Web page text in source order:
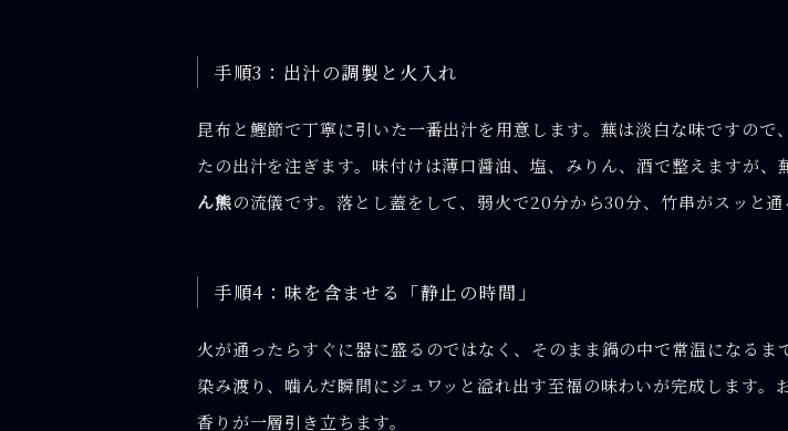
手順3：出汁の調製と火入れ
昆布と鰹節で丁寧に引いた一番出汁を用意します。蕪は淡白な味ですの
たの出汁を注ぎます。味付けは薄口醤油、塩、みりん、酒で整えますが
ん熊の流儀です。落とし蓋をして、弱火で20分から30分、竹串がスッと通
手順4：味を含ませる「静止の時間」
火が通ったらすぐに器に盛るのではなく、そのまま鍋の中で常温になる
染み渡り、噛んだ瞬間にジュワッと溢れ出す至福の味わいが完成します。
香りが一層引き立ちます。